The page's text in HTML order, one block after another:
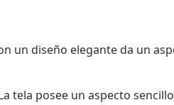
un diseño elegante da un
tela posee un aspecto